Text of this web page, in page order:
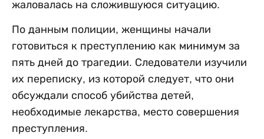
жаловалась на сложившуюся ситуацию.
По данным полиции, женщины начали
готовиться к преступлению как минимум за
пять дней до трагедии. Следователи изучили
их переписку, из которой следует, что они
обсуждали способ убийства детей,
необходимые лекарства, место совершения
преступления.